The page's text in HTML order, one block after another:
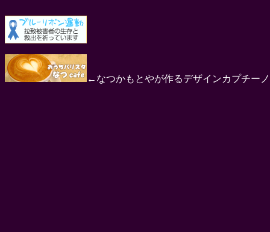
←なつかもとやが作るデザインカプチー